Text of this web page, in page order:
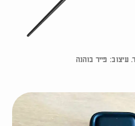
פייר בוהנה